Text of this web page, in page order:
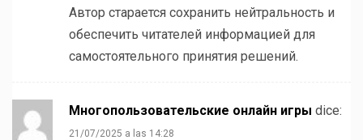
Автор старается сохранить нейтральность и
обеспечить читателей информацией для
самостоятельного принятия решений.
Многопользовательские онлайн игры dice:
21/07/2025 a las 14:28